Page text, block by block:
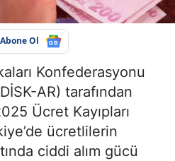
Abone Ol
Konfederasyonu
AR) tarafından
Ücret Kayıpları
ücretlilerin
ciddi alım gücü